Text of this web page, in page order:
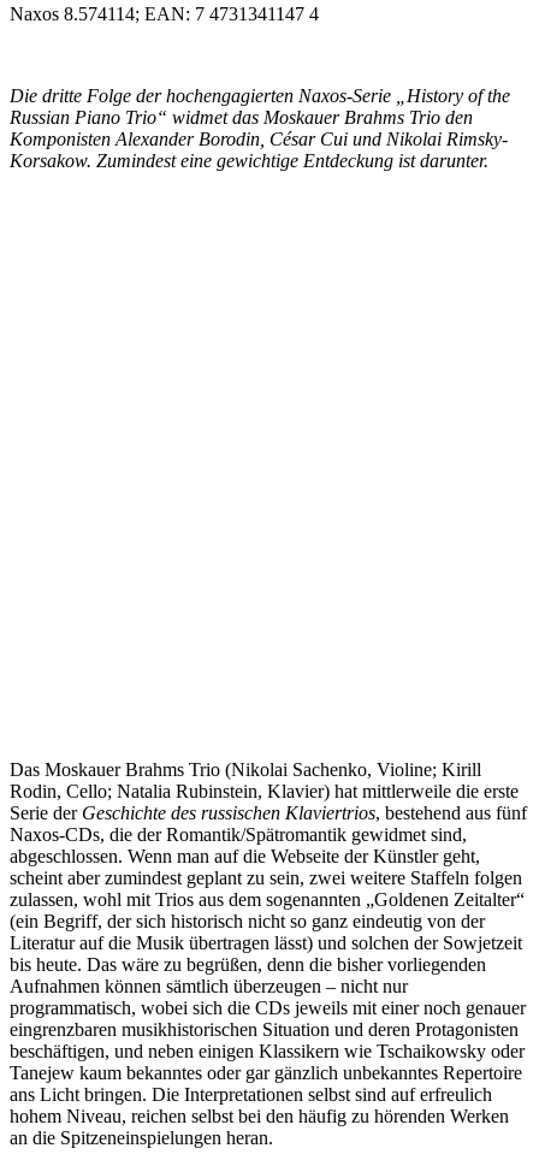
Naxos 8.574114; EAN: 7 4731341147 4
Die dritte Folge der hochengagierten Naxos-Serie „History of the
Russian Piano Trio“ widmet das Moskauer Brahms Trio den
Komponisten Alexander Borodin, César Cui und Nikolai Rimsky-
Korsakow. Zumindest eine gewichtige Entdeckung ist darunter.
Das Moskauer Brahms Trio (Nikolai Sachenko, Violine; Kirill
Rodin, Cello; Natalia Rubinstein, Klavier) hat mittlerweile die erste
Serie der Geschichte des russischen Klaviertrios, bestehend aus fünf
Naxos-CDs, die der Romantik/Spätromantik gewidmet sind,
abgeschlossen. Wenn man auf die Webseite der Künstler geht,
scheint aber zumindest geplant zu sein, zwei weitere Staffeln folgen
zulassen, wohl mit Trios aus dem sogenannten „Goldenen Zeitalter“
(ein Begriff, der sich historisch nicht so ganz eindeutig von der
Literatur auf die Musik übertragen lässt) und solchen der Sowjetzeit
bis heute. Das wäre zu begrüßen, denn die bisher vorliegenden
Aufnahmen können sämtlich überzeugen – nicht nur
programmatisch, wobei sich die CDs jeweils mit einer noch genauer
eingrenzbaren musikhistorischen Situation und deren Protagonisten
beschäftigen, und neben einigen Klassikern wie Tschaikowsky oder
Tanejew kaum bekanntes oder gar gänzlich unbekanntes Repertoire
ans Licht bringen. Die Interpretationen selbst sind auf erfreulich
hohem Niveau, reichen selbst bei den häufig zu hörenden Werken
an die Spitzeneinspielungen heran.